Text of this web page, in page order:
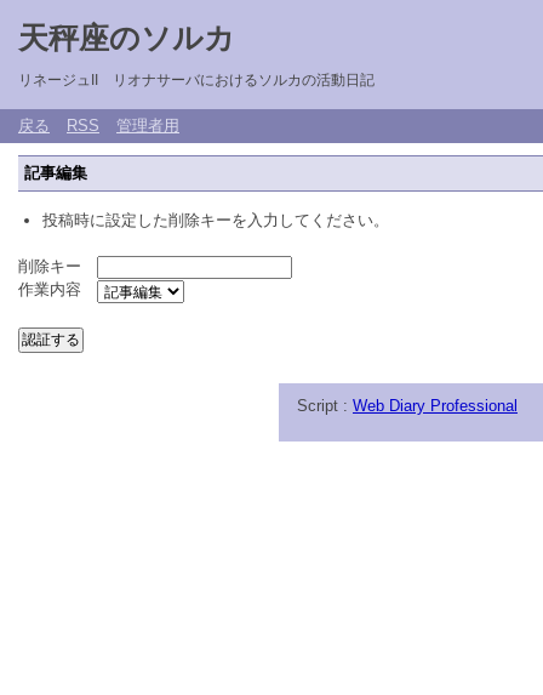
天秤座のソルカ
リネージュII リオナサーバにおけるソルカの活動日記
戻る RSS 管理者用
記事編集
投稿時に設定した削除キーを入力してください。
削除キー
作業内容
Script : Web Diary Professional